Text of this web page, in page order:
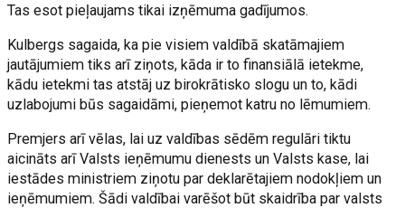
Tas esot pieļaujams tikai izņēmuma gadījumos.
Kulbergs sagaida, ka pie visiem valdībā skatāmajiem
jautājumiem tiks arī ziņots, kāda ir to finansiālā ietekme,
kādu ietekmi tas atstāj uz birokrātisko slogu un to, kādi
uzlabojumi būs sagaidāmi, pieņemot katru no lēmumiem.
Premjers arī vēlas, lai uz valdības sēdēm regulāri tiktu
aicināts arī Valsts ieņēmumu dienests un Valsts kase, lai
iestādes ministriem ziņotu par deklarētajiem nodokļiem un
ieņēmumiem. Šādi valdībai varēšot būt skaidrība par valsts